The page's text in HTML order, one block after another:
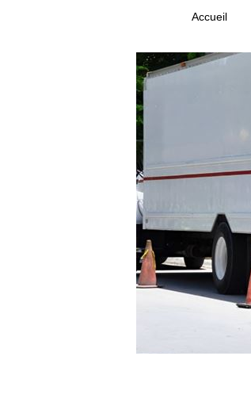
Accueil